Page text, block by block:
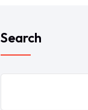
Search